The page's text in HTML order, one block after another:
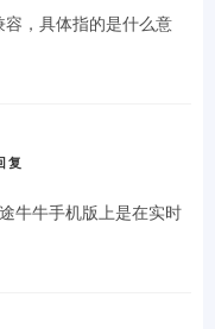
，具体指的是什么意
复
牛牛手机版上是在实时